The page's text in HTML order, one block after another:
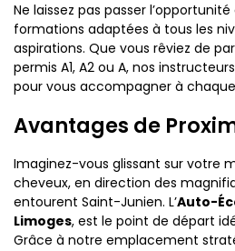
Ne laissez pas passer
formations adaptées à tous les
aspirations. Que vous rêviez de
permis A1, A2 ou A, nos
pour vous accompagner à
Avantages de
Imaginez-vous glissant sur votre
cheveux, en direction des
entourent Saint-Junien. L’Auto-
Limoges, est le point de départ
Grâce à notre emplacement